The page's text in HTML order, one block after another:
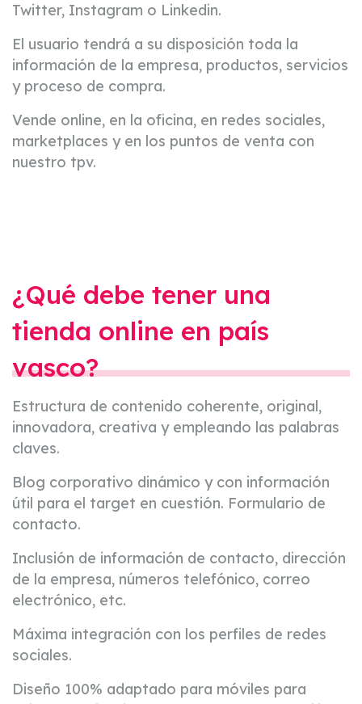
Twitter, Instagram o Linkedin.
El usuario tendrá a su disposición toda la
información de la empresa, productos, servicios
y proceso de compra.
Vende online, en la oficina, en redes sociales,
marketplaces y en los puntos de venta con
nuestro tpv.
¿Qué debe tener una
tienda online en país
vasco?
Estructura de contenido coherente, original,
innovadora, creativa y empleando las palabras
claves.
Blog corporativo dinámico y con información
útil para el target en cuestión. Formulario de
contacto.
Inclusión de información de contacto, dirección
de la empresa, números telefónico, correo
electrónico, etc.
Máxima integración con los perfiles de redes
sociales.
Diseño 100% adaptado para móviles para